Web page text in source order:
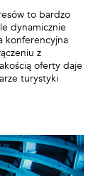
to bardzo
dynamicznie
konferencyjna
z
oferty daje
turystyki